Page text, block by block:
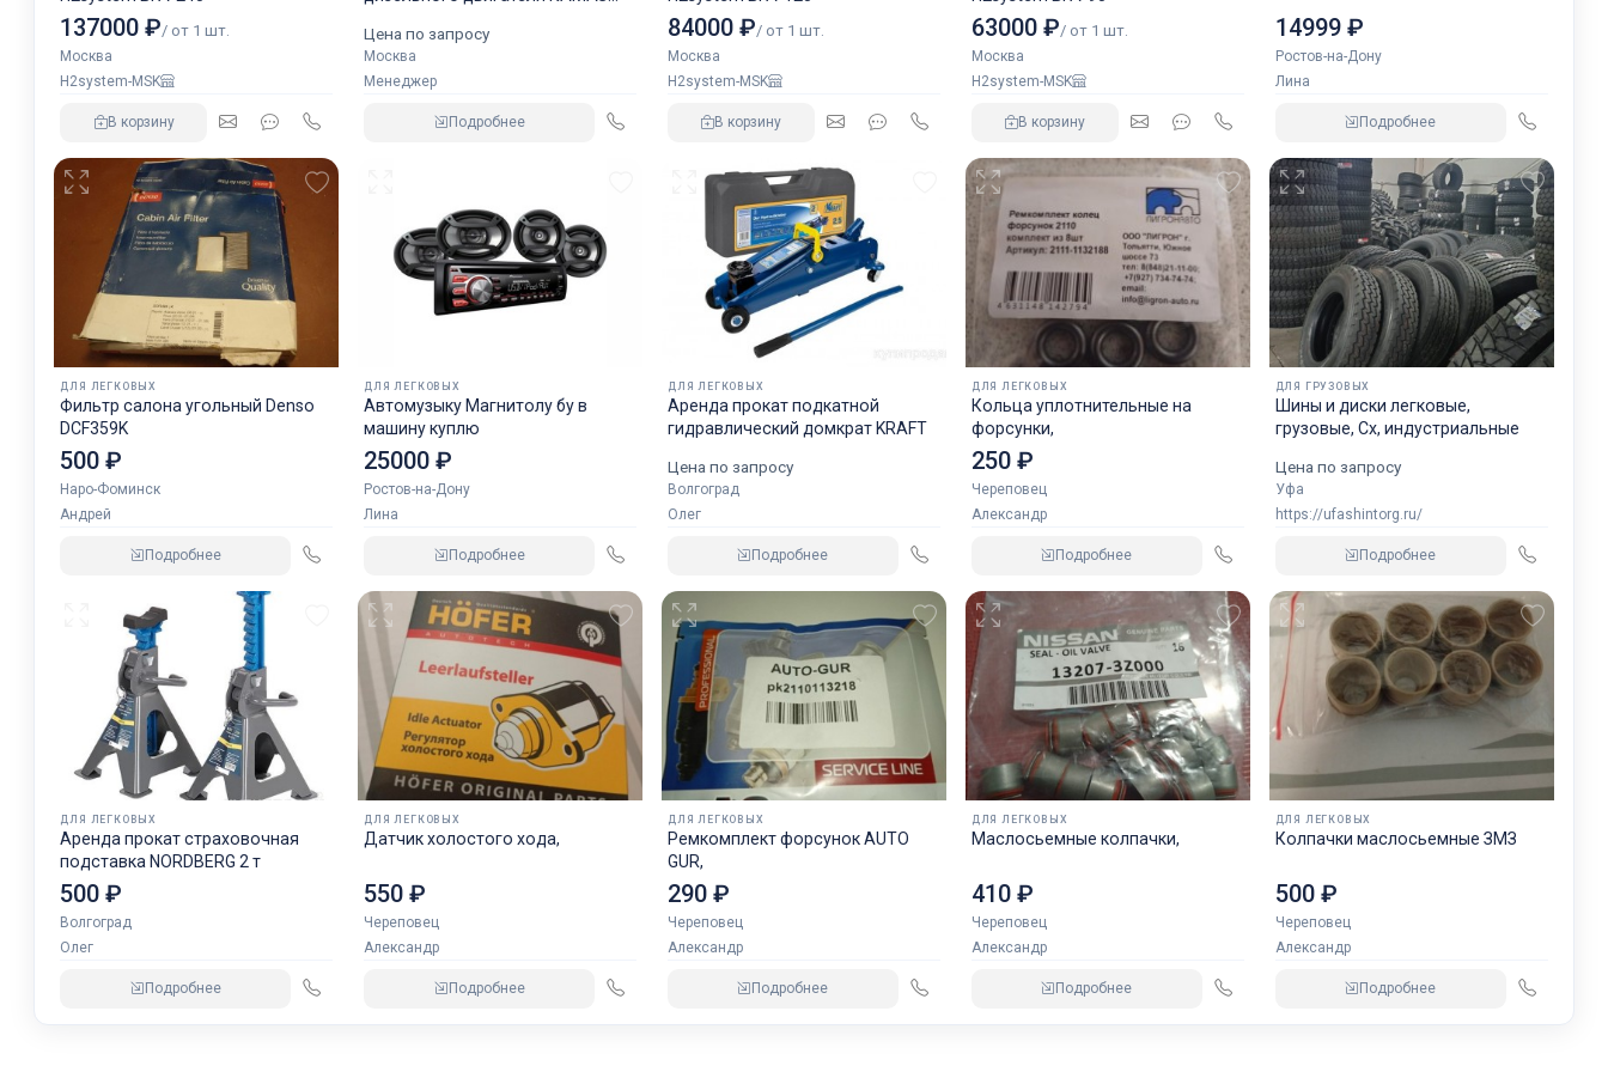
137000 ₽/ от 1 шт.
Москва
H2system-MSK
В корзину
Цена по запросу
Москва
Менеджер
Подробнее
84000 ₽/ от 1 шт.
Москва
H2system-MSK
В корзину
63000 ₽/ от 1 шт.
Москва
H2system-MSK
В корзину
14999 ₽
Ростов-на-Дону
Лина
Подробнее
ДЛЯ ЛЕГКОВЫХ
Фильтр салона угольный Denso
DCF359K
500 ₽
Наро-Фоминск
Андрей
Подробнее
ДЛЯ ЛЕГКОВЫХ
Автомузыку Магнитолу бу в
машину куплю
25000 ₽
Ростов-на-Дону
Лина
Подробнее
ДЛЯ ЛЕГКОВЫХ
Аренда прокат подкатной
гидравлический домкрат KRAFT
Цена по запросу
Волгоград
Олег
Подробнее
ДЛЯ ЛЕГКОВЫХ
Кольца уплотнительные на
форсунки,
250 ₽
Череповец
Александр
Подробнее
ДЛЯ ГРУЗОВЫХ
Шины и диски легковые,
грузовые, Сх, индустриальные
Цена по запросу
Уфа
https://ufashintorg.ru/
Подробнее
ДЛЯ ЛЕГКОВЫХ
Аренда прокат страховочная
подставка NORDBERG 2 т
500 ₽
Волгоград
Олег
Подробнее
ДЛЯ ЛЕГКОВЫХ
Датчик холостого хода,
550 ₽
Череповец
Александр
Подробнее
ДЛЯ ЛЕГКОВЫХ
Ремкомплект форсунок AUTO
GUR,
290 ₽
Череповец
Александр
Подробнее
ДЛЯ ЛЕГКОВЫХ
Маслосьемные колпачки,
410 ₽
Череповец
Александр
Подробнее
ДЛЯ ЛЕГКОВЫХ
Колпачки маслосьемные ЗМЗ
500 ₽
Череповец
Александр
Подробнее